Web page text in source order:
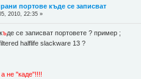
портове къде се записват
2010, 22:35 »
ъде се записват портовете ? пример ;
halflife slackware 13 ?
не "каде"!!!!